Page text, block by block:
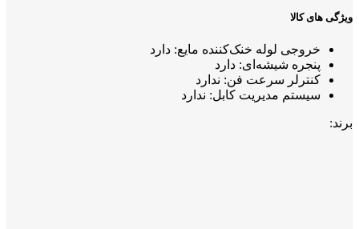
ویژگی های کالا
خروجی لوله خنک‌کننده مایع: دارد
پنجره شیشه‌ای: دارد
کنترلر سرعت فن: ندارد
سیستم مدیریت کابل: ندارد
برند: